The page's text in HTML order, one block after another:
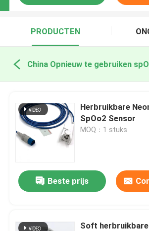
PRODUCTEN
China Opnieuw te gebruiken
Herbruikbare
SpOo2 Sensor
MOQ：1 stuks
Beste prijs
Soft